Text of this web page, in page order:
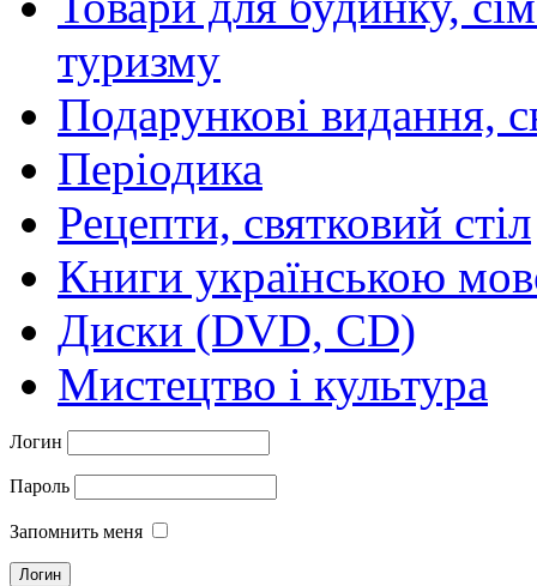
туризму
Подарункові видання,
Періодика
Рецепти, святковий стіл
Книги українською
Диски (DVD, CD)
Мистецтво і культура
Логин
Пароль
Запомнить меня